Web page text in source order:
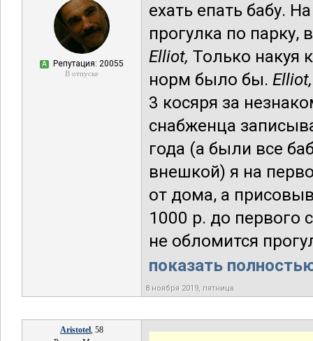
А Репутация: 20055
В отпуске
ехать епать бабу.
прогулка по
Elliot, Только накуя
норм было бы. Elliot,
3 косяря за
снабженца
года (а были все
внешкой) я на
от дома, а
1000 р. до первого
не обломится
показать
8 ноября 2019, пятница
Aristotel, 58